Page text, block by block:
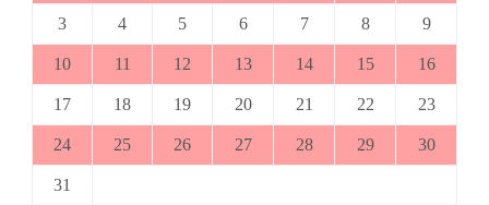
3 4 5 6 7 8 9
10 11 12 13 14 15 16
17 18 19 20 21 22 23
24 25 26 27 28 29 30
31